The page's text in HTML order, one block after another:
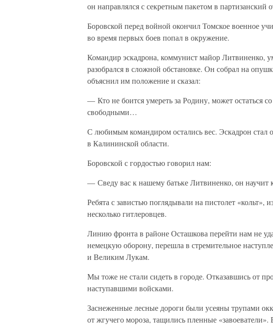
он направлялся с секретным пакетом в
Боровской перед войной окончил Томское военное
во время первых боев попал в окружение.
Командир эскадрона, коммунист майор Литвиненко,
разобрался в сложной обстановке. Он собрал на
объяснил им положение и сказал:
— Кто не боится умереть за Родину, может остаться
свободными…
С любимым командиром остались вес. Эскадрон стал
в Калининской области.
Боровской с гордостью говорил нам:
— Сведу вас к нашему батьке Литвиненко, он научит
Ребята с завистью поглядывали на пистолет «кольт»,
несколько гитлеровцев.
Линию фронта в районе Осташкова перейти нам не
немецкую оборону, перешла в стремительное
и Великим Лукам.
Мы тоже не стали сидеть в городе. Отказавшись от
наступавшими войсками.
Заснеженные лесные дороги были усеяны трупами
от жгучего мороза, тащились пленные